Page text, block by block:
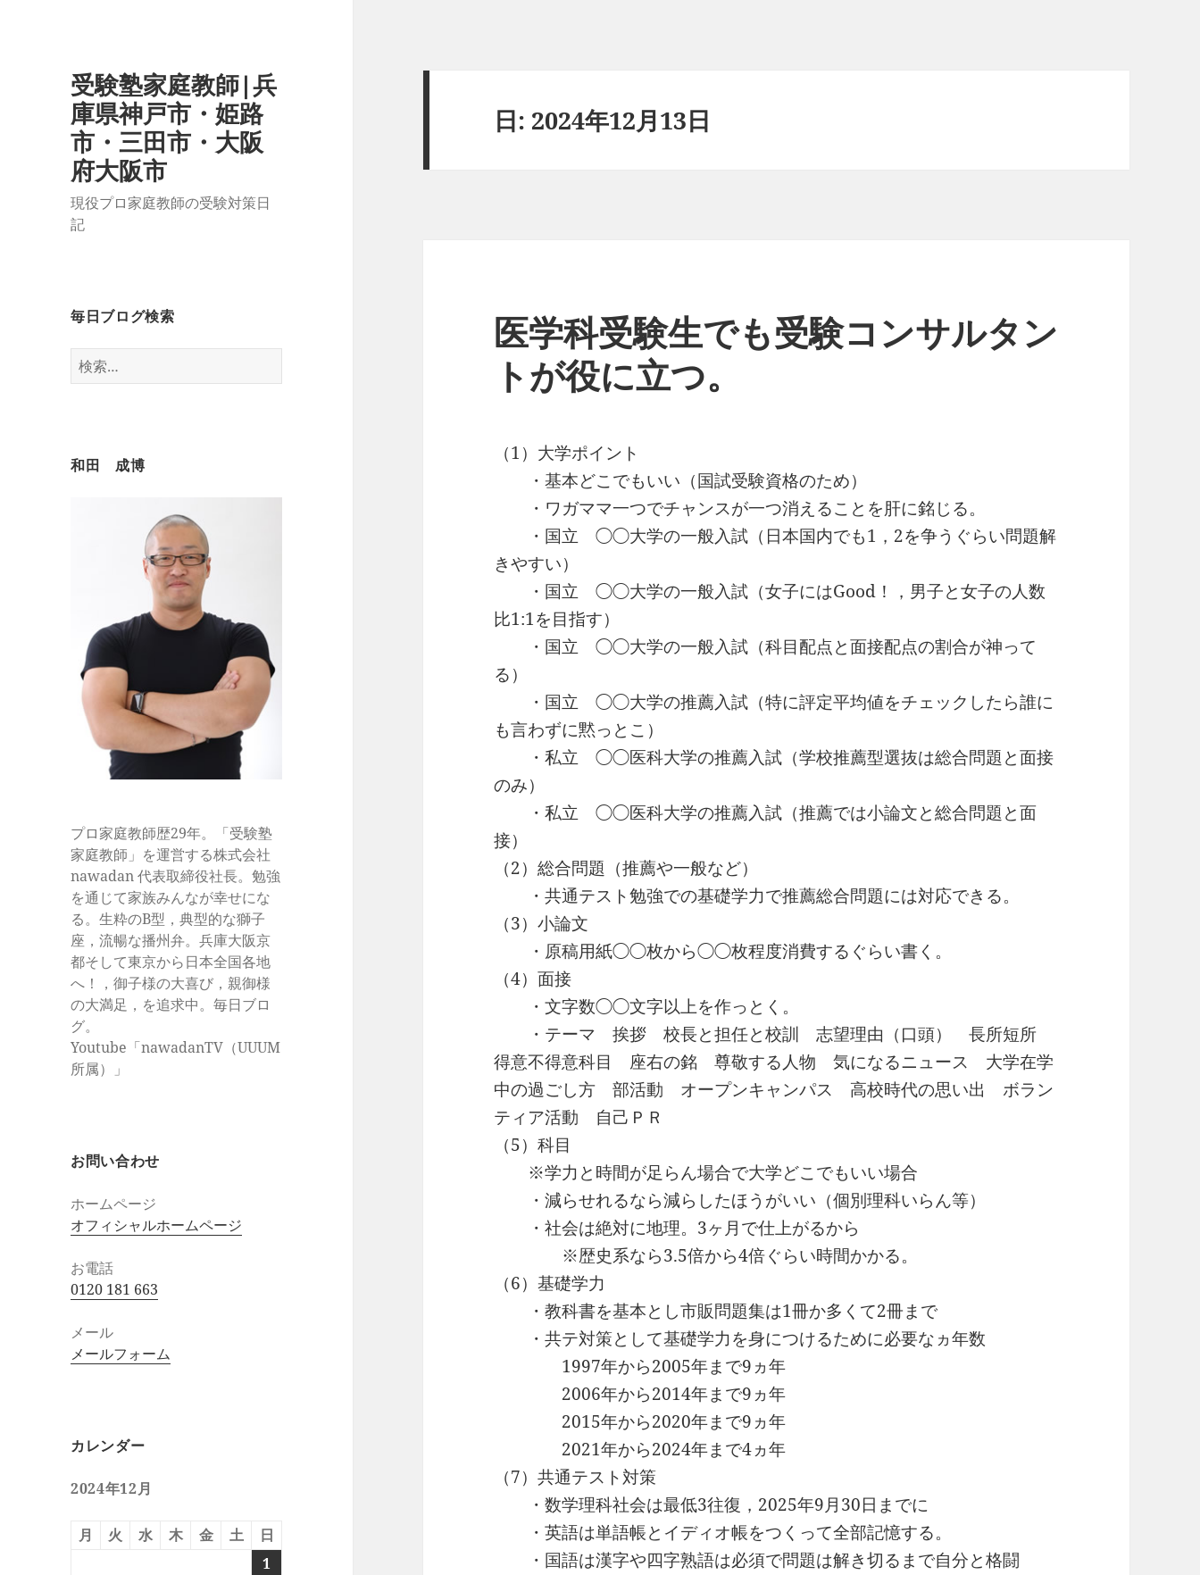
受験塾家庭教師|兵
庫県神戸市・姫路
市・三田市・大阪
府大阪市
現役プロ家庭教師の受験対策日
記
毎日ブログ検索
検
索:
和田 成博
プロ家庭教師歴29年。「受験塾
家庭教師」を運営する株式会社
nawadan 代表取締役社長。勉強
を通じて家族みんなが幸せにな
る。生粋のB型，典型的な獅子
座，流暢な播州弁。兵庫大阪京
都そして東京から日本全国各地
へ！，御子様の大喜び，親御様
の大満足，を追求中。毎日ブロ
グ。
Youtube「nawadanTV（UUUM
所属）」
お問い合わせ
ホームページ
オフィシャルホームページ
お電話
0120 181 663
メール
メールフォーム
カレンダー
2024年12月
月 火 水 木 金 土
日
1
日: 2024年12月13日
医学科受験生でも受験コンサルタン
トが役に立つ。
（1）大学ポイント
・基本どこでもいい（国試受験資格のため）
・ワガママ一つでチャンスが一つ消えることを肝に銘じる。
・国立 ◯◯大学の一般入試（日本国内でも1，2を争うぐらい問題解
きやすい）
・国立 ◯◯大学の一般入試（女子にはGood！，男子と女子の人数
比1:1を目指す）
・国立 ◯◯大学の一般入試（科目配点と面接配点の割合が神って
る）
・国立 ◯◯大学の推薦入試（特に評定平均値をチェックしたら誰に
も言わずに黙っとこ）
・私立 ◯◯医科大学の推薦入試（学校推薦型選抜は総合問題と面接
のみ）
・私立 ◯◯医科大学の推薦入試（推薦では小論文と総合問題と面
接）
（2）総合問題（推薦や一般など）
・共通テスト勉強での基礎学力で推薦総合問題には対応できる。
（3）小論文
・原稿用紙◯◯枚から◯◯枚程度消費するぐらい書く。
（4）面接
・文字数◯◯文字以上を作っとく。
・テーマ 挨拶 校長と担任と校訓 志望理由（口頭） 長所短所
得意不得意科目 座右の銘 尊敬する人物 気になるニュース 大学在学
中の過ごし方 部活動 オープンキャンパス 高校時代の思い出 ボラン
ティア活動 自己ＰＲ
（5）科目
※学力と時間が足らん場合で大学どこでもいい場合
・減らせれるなら減らしたほうがいい（個別理科いらん等）
・社会は絶対に地理。3ヶ月で仕上がるから
※歴史系なら3.5倍から4倍ぐらい時間かかる。
（6）基礎学力
・教科書を基本とし市販問題集は1冊か多くて2冊まで
・共テ対策として基礎学力を身につけるために必要なヵ年数
1997年から2005年まで9ヵ年
2006年から2014年まで9ヵ年
2015年から2020年まで9ヵ年
2021年から2024年まで4ヵ年
（7）共通テスト対策
・数学理科社会は最低3往復，2025年9月30日までに
・英語は単語帳とイディオ帳をつくって全部記憶する。
・国語は漢字や四字熟語は必須で問題は解き切るまで自分と格闘